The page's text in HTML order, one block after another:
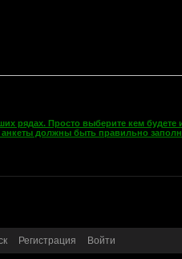
рядах. Просто выберите кем будете
анкеты должны быть правильно
Регистрация Войти